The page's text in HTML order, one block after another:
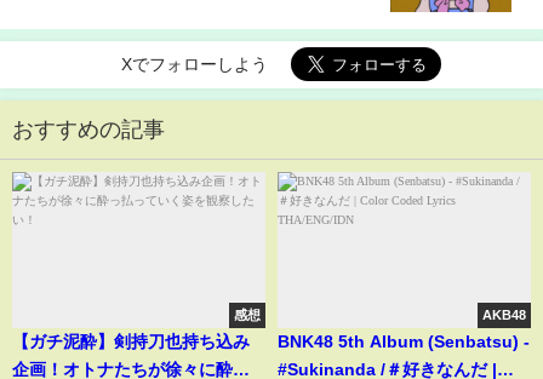
Xでフォローしよう
おすすめの記事
感想
【ガチ泥酔】剣持刀也持ち込み
企画！オトナたちが徐々に酔っ
AKB48
BNK48 5th Album (Senbatsu) -
#Sukinanda /＃好きなんだ |